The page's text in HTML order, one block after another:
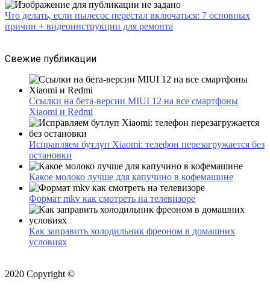
Что делать, если пылесос перестал включаться: 7 основных
причин + видеоинструкции для ремонта
Свежие публикации
Ссылки на бета-версии MIUI 12 на все смартфоны
Xiaomi и Redmi
Исправляем бутлуп Xiaomi: телефон перезагружается без
остановки
Какое молоко лучше для капучино в кофемашине
Формат mkv как смотреть на телевизоре
Как заправить холодильник фреоном в домашних
условиях
2020 Copyright ©